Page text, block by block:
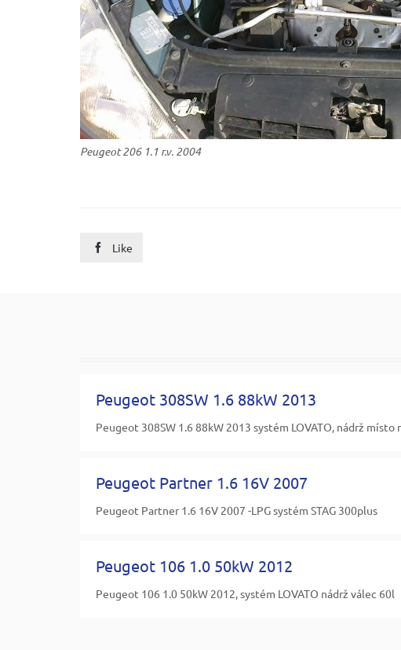
Peugeot 206 1.1 r.v. 2004
 Like
Peugeot 308SW 1.6 88kW 2013
Peugeot 308SW 1.6 88kW 2013 systém LOVATO, nádrž místo
Peugeot Partner 1.6 16V 2007
Peugeot Partner 1.6 16V 2007 -LPG systém STAG 300plus
Peugeot 106 1.0 50kW 2012
Peugeot 106 1.0 50kW 2012, systém LOVATO nádrž válec 60l